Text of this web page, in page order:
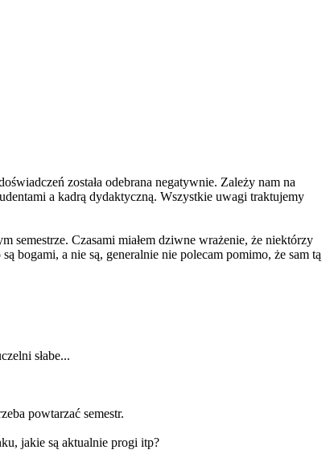
została odebrana negatywnie. Zależy nam na
a kadrą dydaktyczną. Wszystkie uwagi traktujemy
Czasami miałem dziwne wrażenie, że niektórzy
bogami, a nie są, generalnie nie polecam pomimo, że sam tą
słabe...
powtarzać semestr.
jakie są aktualnie progi itp?